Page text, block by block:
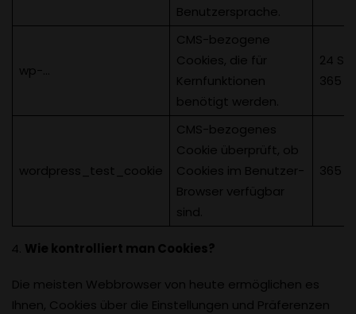
Benutzersprache.
wp-…
CMS-bezogene
Cookies, die für
Kernfunktionen
benötigt werden.
24
365
wordpress_test_cookie
CMS-bezogenes
Cookie überprüft, ob
Cookies im Benutzer-
Browser verfügbar
sind.
365
Wie kontrolliert man Cookies?
Die meisten Webbrowser von heute ermöglichen es
Ihnen, Cookies über die Einstellungen und Präferenzen